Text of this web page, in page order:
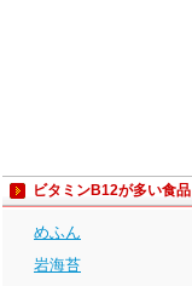
ビタミンB12が多い食品
めふん
岩海苔